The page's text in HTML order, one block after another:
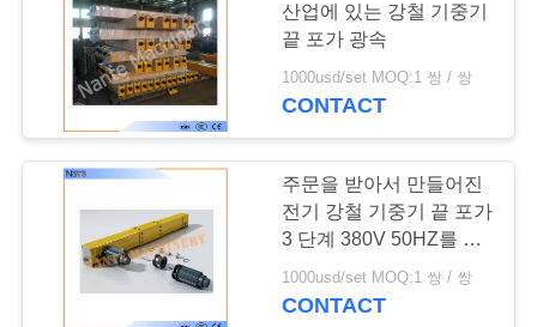
리
산업에 있는 강철 기중기
끝 포가 광속
1000usd/set MOQ:1 쌍 / 쌍
CONTACT
주문을 받아서 만들어진
전기 강철 기중기 끝 포가
3 단계 380V 50HZ를 다
리를 놓으십시오
1000usd/set MOQ:1 쌍 / 쌍
CONTACT